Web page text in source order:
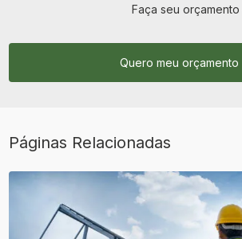
Faça seu
Quero meu orçamento
Páginas Relacionadas